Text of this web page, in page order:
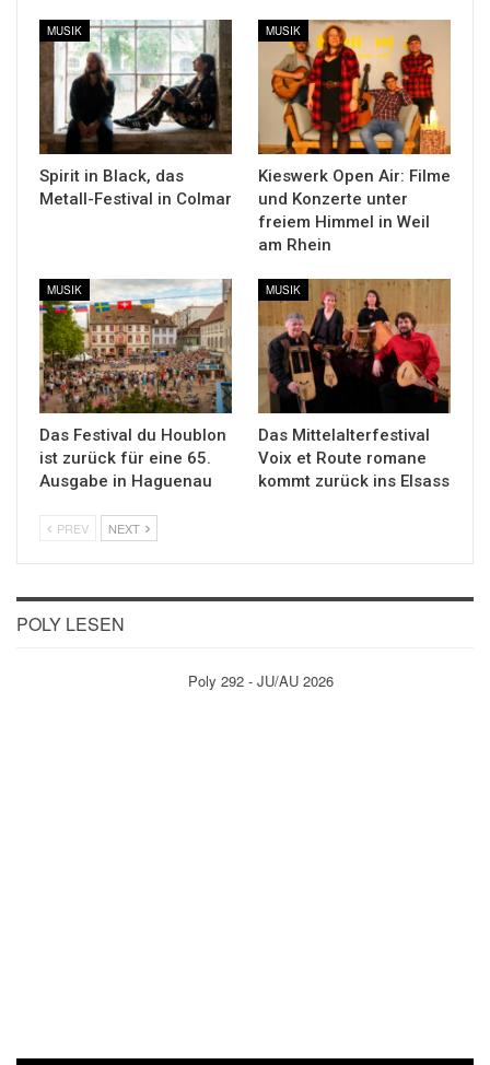
MUSIK
Spirit in Black, das
Metall-Festival in Colmar
MUSIK
Kieswerk Open Air: Filme
und Konzerte unter
freiem Himmel in Weil
am Rhein
MUSIK
Das Festival du Houblon
ist zurück für eine 65.
Ausgabe in Haguenau
MUSIK
Das Mittelalterfestival
Voix et Route romane
kommt zurück ins Elsass
PREV NEXT
POLY LESEN
Poly 292 - JU/AU 2026